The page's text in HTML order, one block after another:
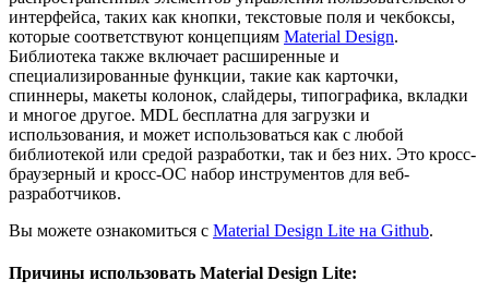
интерфейса, таких как кнопки, текстовые поля и чекбоксы,
которые соответствуют концепциям Material Design.
Библиотека также включает расширенные и
специализированные функции, такие как карточки,
спиннеры, макеты колонок, слайдеры, типографика, вкладки
и многое другое. MDL бесплатна для загрузки и
использования, и может использоваться как с любой
библиотекой или средой разработки, так и без них. Это кросс-
браузерный и кросс-ОС набор инструментов для веб-
разработчиков.
Вы можете ознакомиться с Material Design Lite на Github.
Причины использовать Material Design Lite: